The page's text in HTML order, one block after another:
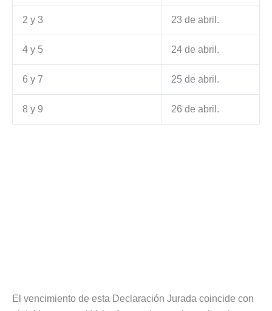
2 y 3 23 de abril.
4 y 5 24 de abril.
6 y 7 25 de abril.
8 y 9 26 de abril.
El vencimiento de esta Declaración Jurada coincide con